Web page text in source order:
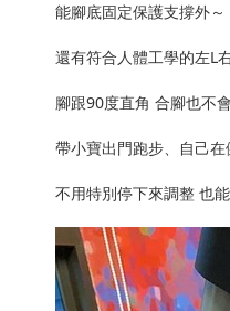
能腳底固定保護支撐外～
還有符合人體工學的左L
腳跟90度直角 合腳也不
帶小寶出門跑步、自己
不用特別停下來調整 也